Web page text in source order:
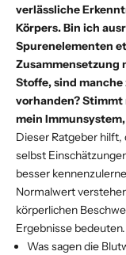
verlässliche
Körpers. Bin ich
Spurenelementen
Zusammensetzung
Stoffe, sind
vorhanden?
mein
Dieser Ratgeber hilft,
selbst
besser
Normalwert
körperlichen
Ergebnisse
Was sagen die